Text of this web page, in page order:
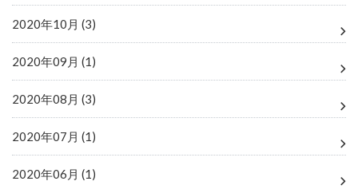
2020年10月 (3)
2020年09月 (1)
2020年08月 (3)
2020年07月 (1)
2020年06月 (1)